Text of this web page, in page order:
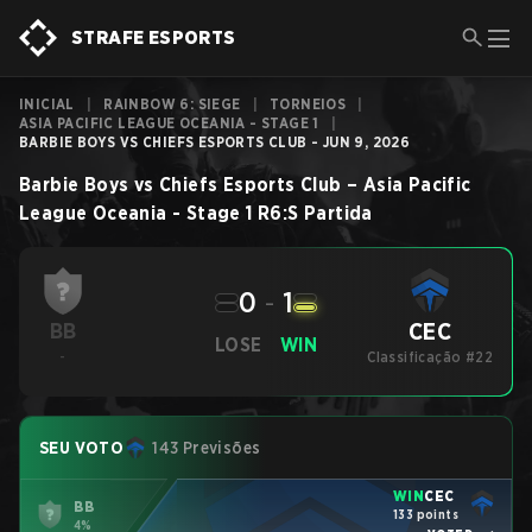
STRAFE ESPORTS
INICIAL RAINBOW 6: SIEGE TORNEIOS
ASIA PACIFIC LEAGUE OCEANIA - STAGE 1
BARBIE BOYS VS CHIEFS ESPORTS CLUB - JUN 9, 2026
Barbie Boys vs Chiefs Esports Club – Asia Pacific
League Oceania - Stage 1 R6:S Partida
BB
-
LOSE
0 - 1
WIN CEC
Classificação #22
SEU VOTO 143 Previsões
BB
4%
WINCEC
133 points